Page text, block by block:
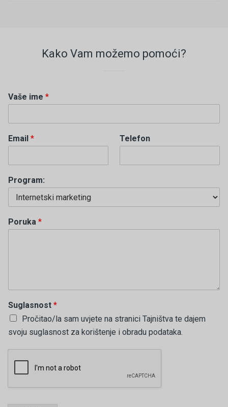
Kako Vam možemo pomoći?
Vaše ime *
Email * Telefon
Program:
Poruka *
Suglasnost *
Pročitao/la sam uvjete na stranici Tajništva te dajem
svoju suglasnost za korištenje i obradu podataka.